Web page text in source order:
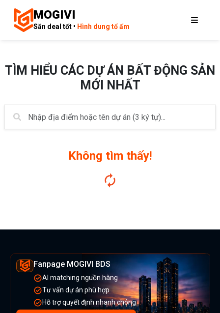
MOGIVI
Săn deal tốt • Hình dung tổ ấm
TÌM HIỂU CÁC DỰ ÁN BẤT ĐỘNG SẢN
MỚI NHẤT
Không tìm thấy!
Fanpage MOGIVI BDS
AI matching nguồn hàng
Tư vấn dự án phù hợp
Hỗ trợ quyết định nhanh chóng